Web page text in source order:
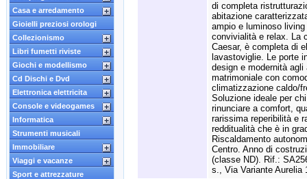
Casa e arredamento
Gioielli preziosi orologi
Collezionismo
Libri fumetti riviste
Giochi e modellismo
Cd Dischi e Dvd
Elettronica elettricita
Console e videogames
Informatica
Strumenti musicali
Immobiliare
Viaggi e vacanze
Sport e attrezzature
di completa
abitazione
ampio e luminoso
convivialità e relax. La
Caesar, è completa di
lavastoviglie. Le porte
design e modernità agli
matrimoniale con
climatizzazione caldo/
Soluzione ideale per
rinunciare a comfort,
rarissima reperibilità e
redditualità che è in
Riscaldamento
Centro. Anno di
(classe ND). Rif.:
s., Via Variante Aurelia